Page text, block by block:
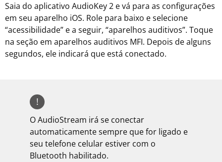
Saia do aplicativo AudioKey 2 e vá para as configurações
em seu aparelho iOS. Role para baixo e selecione
“acessibilidade” e a seguir, “aparelhos auditivos”. Toque
na seção em aparelhos auditivos MFI. Depois de alguns
segundos, ele indicará que está conectado.
!
O AudioStream irá se conectar
automaticamente sempre que for ligado e
seu telefone celular estiver com o
Bluetooth habilitado.